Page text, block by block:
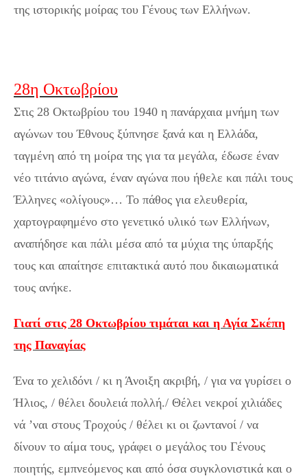
της ιστορικής μοίρας του Γένους των Ελλήνων.
28η Οκτωβρίου
Στις 28 Οκτωβρίου του 1940 η πανάρχαια μνήμη των
αγώνων του Έθνους ξύπνησε ξανά και η Ελλάδα,
ταγμένη από τη μοίρα της για τα μεγάλα, έδωσε έναν
νέο τιτάνιο αγώνα, έναν αγώνα που ήθελε και πάλι τους
Έλληνες «ολίγους»… Το πάθος για ελευθερία,
χαρτογραφημένο στο γενετικό υλικό των Ελλήνων,
αναπήδησε και πάλι μέσα από τα μύχια της ύπαρξής
τους και απαίτησε επιτακτικά αυτό που δικαιωματικά
τους ανήκε.
Γιατί στις 28 Οκτωβρίου τιμάται και η Αγία Σκέπη
της Παναγίας
Ένα το χελιδόνι / κι η Άνοιξη ακριβή, / για να γυρίσει ο
Ήλιος, / θέλει δουλειά πολλή./ Θέλει νεκροί χιλιάδες
νά ’ναι στους Τροχούς / θέλει κι οι ζωντανοί / να
δίνουν το αίμα τους, γράφει ο μεγάλος του Γένους
ποιητής, εμπνεόμενος και από όσα συγκλονιστικά και ο